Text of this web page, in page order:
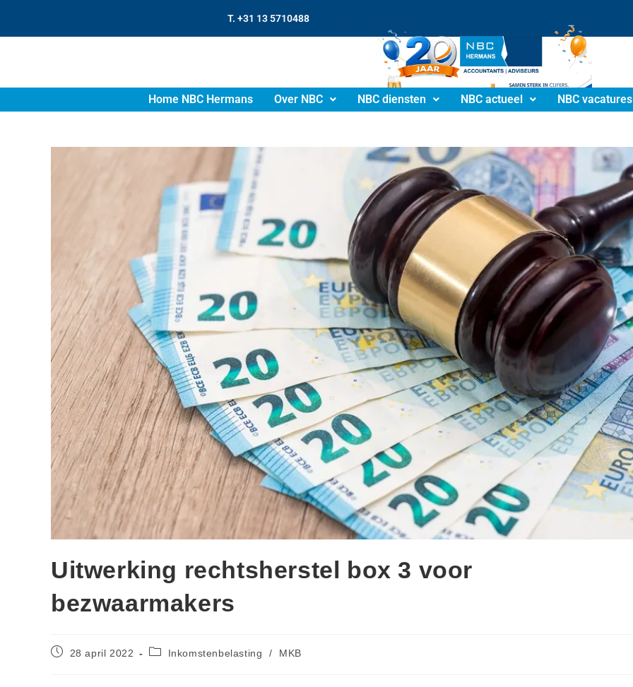
T. +31 13 5710488
Home NBC Hermans Over NBC NBC diensten NBC actueel NBC vacatures
Uitwerking rechtsherstel box 3 voor
bezwaarmakers
28 april 2022 Inkomstenbelasting / MKB